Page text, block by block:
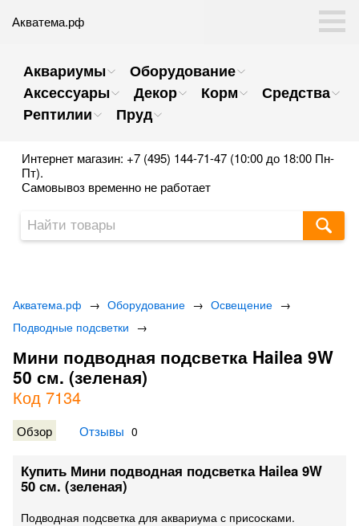
Акватема.рф
Аквариумы
Оборудование
Аксессуары
Декор Корм
Средства
Рептилии
Пруд
Интернет магазин: +7 (495) 144-71-47 (10:00 до 18:00 Пн-
Пт).
Самовывоз временно не работает
Акватема.рф → Оборудование → Освещение →
Подводные подсветки →
Мини подводная подсветка Hailea 9W
50 см. (зеленая)
Код 7134
Обзор Отзывы 0
Купить Мини подводная подсветка Hailea 9W
50 см. (зеленая)
Подводная подсветка для аквариума с присосками.